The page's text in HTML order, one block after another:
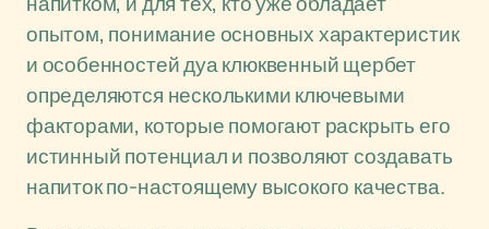
опытом, понимание основных характеристик
и особенностей дуа клюквенный щербет
определяются несколькими ключевыми
факторами, которые помогают раскрыть его
истинный потенциал и позволяют создавать
напиток по-настоящему высокого качества.